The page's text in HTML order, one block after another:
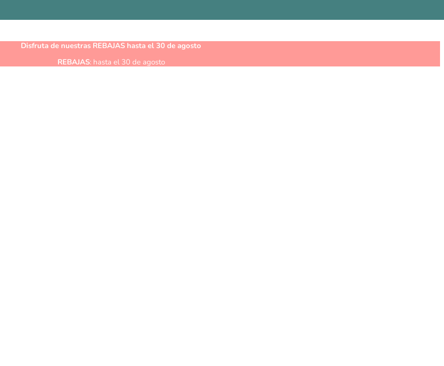
Disfruta de nuestras REBAJAS hasta el 30 de agosto
REBAJAS: hasta el 30 de agosto